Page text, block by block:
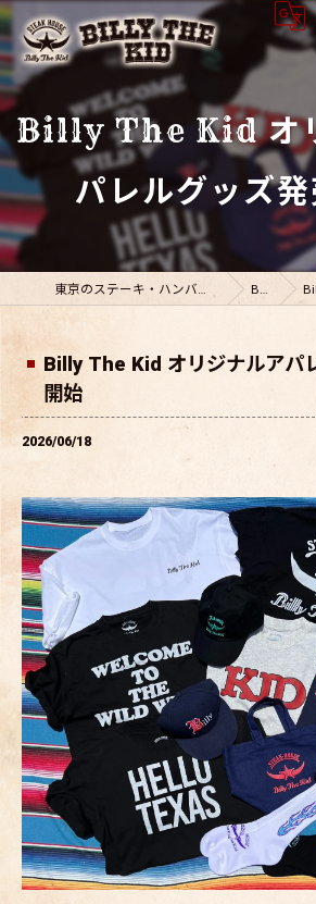
Billy The Kid オ
パレルグッズ
東京のステーキ・ハンバーグならビリーザキット BLOG
Billy The Kid オリジナルアパ
開始
2026/06/18